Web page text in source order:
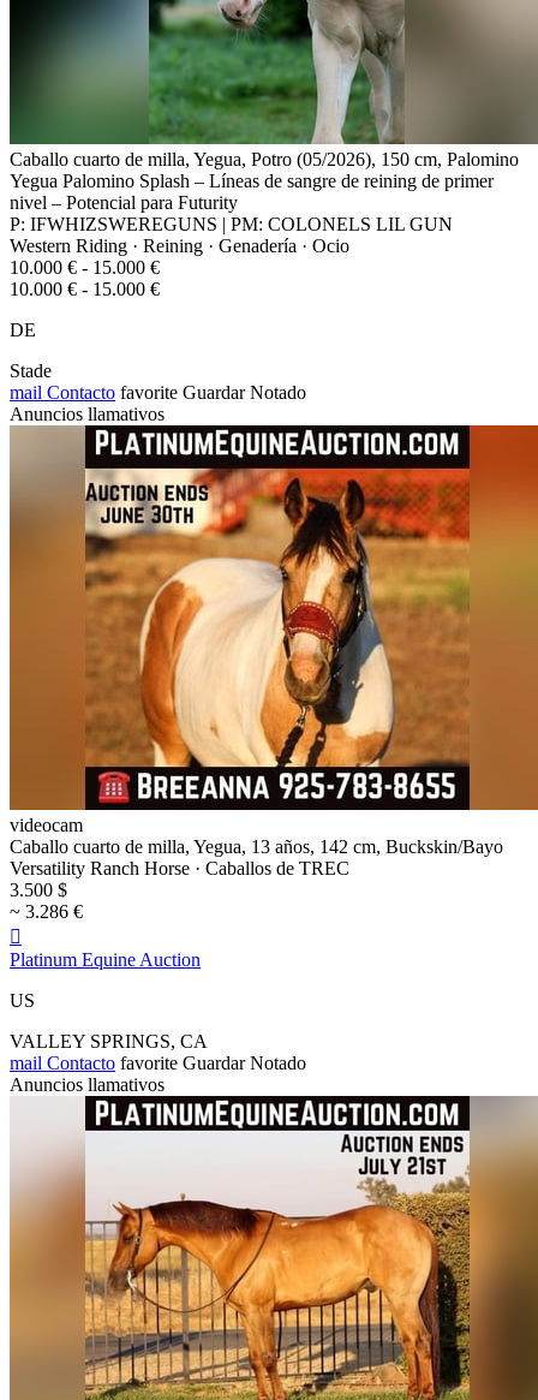
Caballo cuarto de milla, Yegua, Potro (05/2026), 150 cm, Palomino
Yegua Palomino Splash – Líneas de sangre de reining de primer
nivel – Potencial para Futurity
P: IFWHIZSWEREGUNS | PM: COLONELS LIL GUN
Western Riding · Reining · Genadería · Ocio
10.000 € - 15.000 €
10.000 € - 15.000 €
DE
Stade
mail Contacto favorite Guardar Notado
Anuncios llamativos
videocam
Caballo cuarto de milla, Yegua, 13 años, 142 cm, Buckskin/Bayo
Versatility Ranch Horse · Caballos de TREC
3.500 $
~ 3.286 €

Platinum Equine Auction
US
VALLEY SPRINGS, CA
mail Contacto favorite Guardar Notado
Anuncios llamativos